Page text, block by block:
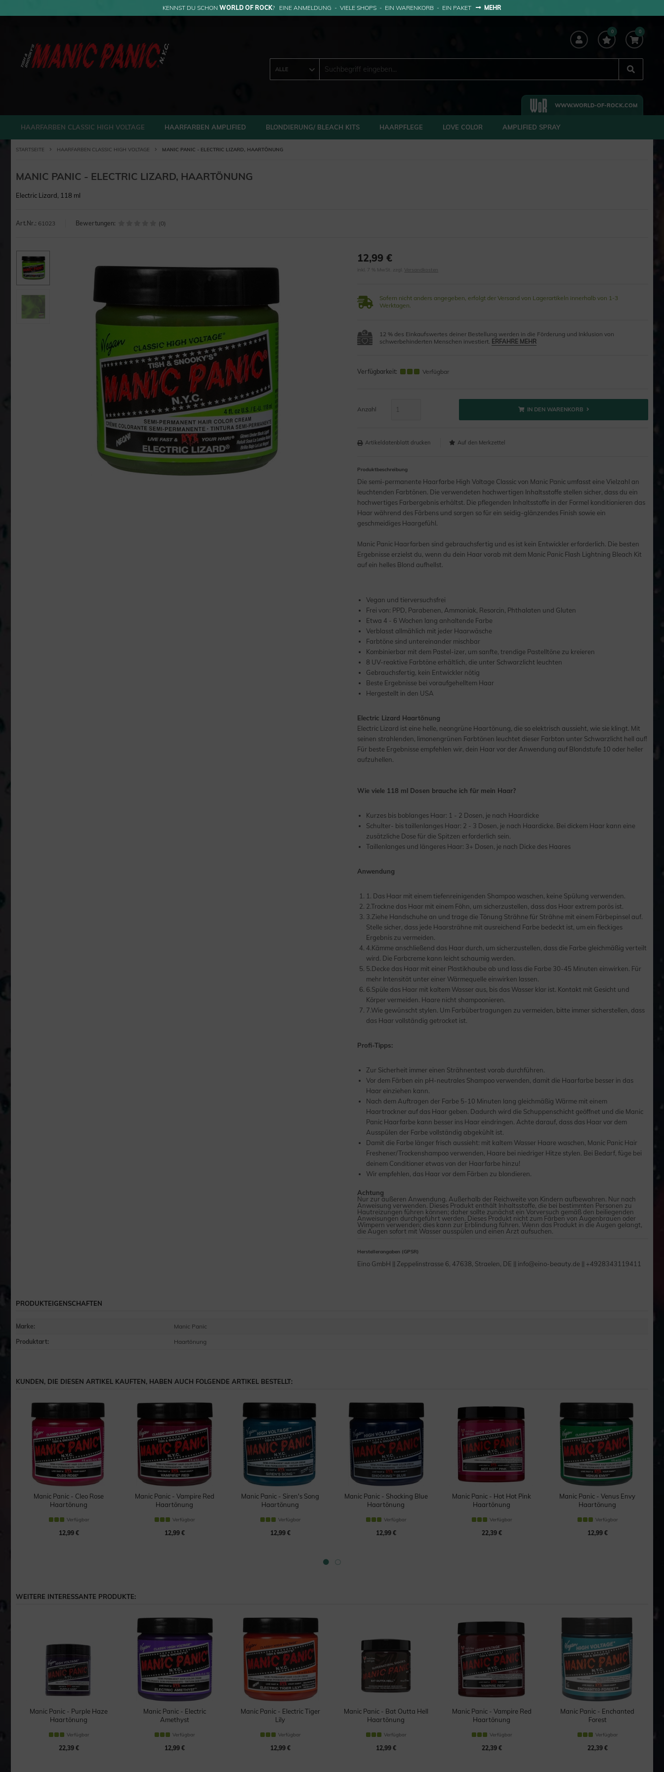
KENNST DU SCHON WORLD OF ROCK? EINE ANMELDUNG - VIELE SHOPS - EIN WARENKORB - EIN PAKET MEHR
0 0
ALLE
WWW.WORLD-OF-ROCK.COM
HAARFARBEN CLASSIC HIGH VOLTAGE HAARFARBEN AMPLIFIED BLONDIERUNG/ BLEACH KITS HAARPFLEGE LOVE COLOR AMPLIFIED SPRAY
STARTSEITE HAARFARBEN CLASSIC HIGH VOLTAGE MANIC PANIC - ELECTRIC LIZARD, HAARTÖNUNG
MANIC PANIC - ELECTRIC LIZARD, HAARTÖNUNG
Electric Lizard, 118 ml
Art.Nr.: 61023 Bewertungen: (0)
12,99 €
inkl. 7 % MwSt. zzgl. Versandkosten
Sofern nicht anders angegeben, erfolgt der Versand von Lagerartikeln innerhalb von 1-3
Werktagen.
12 % des Einkaufswertes deiner Bestellung werden in die Förderung und Inklusion von
schwerbehinderten Menschen investiert. ERFAHRE MEHR
Verfügbarkeit: Verfügbar
Anzahl IN DEN WARENKORB
Artikeldatenblatt drucken
Produktbeschreibung
Die semi-permanente Haarfarbe High Voltage Classic von Manic Panic umfasst eine Vielzahl an
leuchtenden Farbtönen. Die verwendeten hochwertigen Inhaltsstoffe stellen sicher, dass du ein
hochwertiges Farbergebnis erhältst. Die pflegenden Inhaltsstoffe in der Formel konditionieren das
Haar während des Färbens und sorgen so für ein seidig-glänzendes Finish sowie ein
geschmeidiges Haargefühl.
Manic Panic Haarfarben sind gebrauchsfertig und es ist kein Entwickler erforderlich. Die besten
Ergebnisse erzielst du, wenn du dein Haar vorab mit dem Manic Panic Flash Lightning Bleach Kit
auf ein helles Blond aufhellst.
Vegan und tierversuchsfrei
Frei von: PPD, Parabenen, Ammoniak, Resorcin, Phthalaten und Gluten
Etwa 4 - 6 Wochen lang anhaltende Farbe
Verblasst allmählich mit jeder Haarwäsche
Farbtöne sind untereinander mischbar
Kombinierbar mit dem Pastel-izer, um sanfte, trendige Pastelltöne zu kreieren
8 UV-reaktive Farbtöne erhältlich, die unter Schwarzlicht leuchten
Gebrauchsfertig, kein Entwickler nötig
Beste Ergebnisse bei voraufgehelltem Haar
Hergestellt in den USA
Electric Lizard Haartönung
Electric Lizard ist eine helle, neongrüne Haartönung, die so elektrisch aussieht, wie sie klingt. Mit
seinen strahlenden, limonengrünen Farbtönen leuchtet dieser Farbton unter Schwarzlicht hell auf!
Für beste Ergebnisse empfehlen wir, dein Haar vor der Anwendung auf Blondstufe 10 oder heller
aufzuhellen.
Wie viele 118 ml Dosen brauche ich für mein Haar?
Kurzes bis boblanges Haar: 1 - 2 Dosen, je nach Haardicke
Schulter- bis taillenlanges Haar: 2 - 3 Dosen, je nach Haardicke. Bei dickem Haar kann eine
zusätzliche Dose für die Spitzen erforderlich sein.
Taillenlanges und längeres Haar: 3+ Dosen, je nach Dicke des Haares
Anwendung
1. Das Haar mit einem tiefenreinigenden Shampoo waschen, keine Spülung verwenden.
2.Trockne das Haar mit einem Föhn, um sicherzustellen, dass das Haar extrem porös ist.
3.Ziehe Handschuhe an und trage die Tönung Strähne für Strähne mit einem Färbepinsel auf.
Stelle sicher, dass jede Haarsträhne mit ausreichend Farbe bedeckt ist, um ein fleckiges
Ergebnis zu vermeiden.
4.Kämme anschließend das Haar durch, um sicherzustellen, dass die Farbe gleichmäßig verteilt
wird. Die Farbcreme kann leicht schaumig werden.
5.Decke das Haar mit einer Plastikhaube ab und lass die Farbe 30-45 Minuten einwirken. Für
mehr Intensität unter einer Wärmequelle einwirken lassen.
6.Spüle das Haar mit kaltem Wasser aus, bis das Wasser klar ist. Kontakt mit Gesicht und
Körper vermeiden. Haare nicht shampoonieren.
7.Wie gewünscht stylen. Um Farbübertragungen zu vermeiden, bitte immer sicherstellen, dass
das Haar vollständig getrocket ist.
Profi-Tipps:
Zur Sicherheit immer einen Strähnentest vorab durchführen.
Vor dem Färben ein pH-neutrales Shampoo verwenden, damit die Haarfarbe besser in das
Haar einziehen kann.
Nach dem Auftragen der Farbe 5-10 Minuten lang gleichmäßig Wärme mit einem
Haartrockner auf das Haar geben. Dadurch wird die Schuppenschicht geöffnet und die Manic
Panic Haarfarbe kann besser ins Haar eindringen. Achte darauf, dass das Haar vor dem
Ausspülen der Farbe vollständig abgekühlt ist.
Damit die Farbe länger frisch aussieht: mit kaltem Wasser Haare waschen, Manic Panic Hair
Freshener/Trockenshampoo verwenden, Haare bei niedriger Hitze stylen. Bei Bedarf, füge bei
deinem Conditioner etwas von der Haarfarbe hinzu!
Wir empfehlen, das Haar vor dem Färben zu blondieren.
Achtung
Nur zur äußeren Anwendung. Außerhalb der Reichweite von Kindern aufbewahren. Nur nach
Anweisung verwenden. Dieses Produkt enthält Inhaltsstoffe, die bei bestimmten Personen zu
Hautreizungen führen können; daher sollte zunächst ein Vorversuch gemäß den beiliegenden
Anweisungen durchgeführt werden. Dieses Produkt nicht zum Färben von Augenbrauen oder
Wimpern verwenden; dies kann zur Erblindung führen. Wenn das Produkt in die Augen gelangt,
die Augen sofort mit Wasser ausspülen und einen Arzt aufsuchen.
Herstellerangaben (GPSR)
Eino GmbH || Zeppelinstrasse 6, 47638, Straelen, DE || info@eino-beauty.de || +4928343119411
PRODUKTEIGENSCHAFTEN
Marke: Manic Panic
Produktart: Haartönung
KUNDEN, DIE DIESEN ARTIKEL KAUFTEN, HABEN AUCH FOLGENDE ARTIKEL BESTELLT:
Manic Panic - Cleo Rose
Haartönung
Verfügbar
12,99 €
Manic Panic - Vampire Red
Haartönung
Verfügbar
12,99 €
Manic Panic - Siren's Song
Haartönung
Verfügbar
12,99 €
Manic Panic - Shocking Blue
Haartönung
Verfügbar
12,99 €
Manic Panic - Hot Hot Pink
Haartönung
Verfügbar
22,39 €
Manic Panic - Venus Envy
Haartönung
Verfügbar
12,99 €
WEITERE INTERESSANTE PRODUKTE:
Manic Panic - Purple Haze
Haartönung
Verfügbar
22,39 €
Manic Panic - Electric
Amethyst
Verfügbar
12,99 €
Manic Panic - Electric Tiger
Lily
Verfügbar
12,99 €
Manic Panic - Bat Outta Hell
Haartönung
Verfügbar
12,99 €
Manic Panic - Vampire Red
Haartönung
Verfügbar
22,39 €
Manic Panic - Enchanted
Forest
Verfügbar
22,39 €